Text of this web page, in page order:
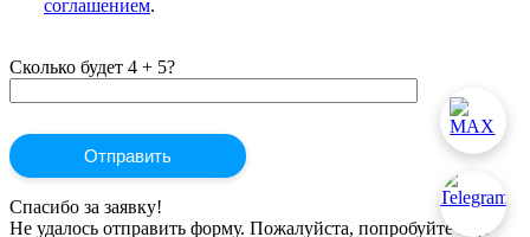
соглашением.
Сколько будет 4 + 5?
Спасибо за заявку!
Не удалось отправить форму. Пожалуйста, попробуйте ещё